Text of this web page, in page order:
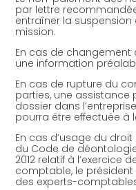
par lettre
entraîner la
mission.
En cas de
une information
En cas de rupture du
parties, une assistance
dossier dans
pourra être effectuée à
En cas d’usage du
du Code de
2012 relatif à l’exercice
comptable, le président
des experts-